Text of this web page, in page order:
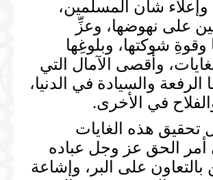
وإعلاء شأن المسلمين،
على نهوضها، وعزِّ
شوكتها، وبلوغِها
وأقصى الآمال التي
الرفعة والسيادة في الدنيا،
في الأخرى.
تحقيق هذه الغايات
أمر الحق عز وجل عباده
بالتعاون على البر، وإشاعة